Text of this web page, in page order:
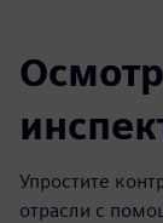
Упростите
отрасли с